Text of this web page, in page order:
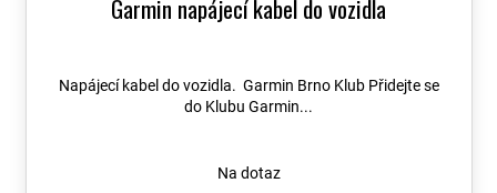
Garmin napájecí kabel do vozidla
Napájecí kabel do vozidla. Garmin Brno Klub Přidejte se
do Klubu Garmin...
Na dotaz